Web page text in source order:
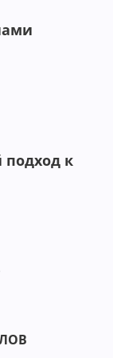
к